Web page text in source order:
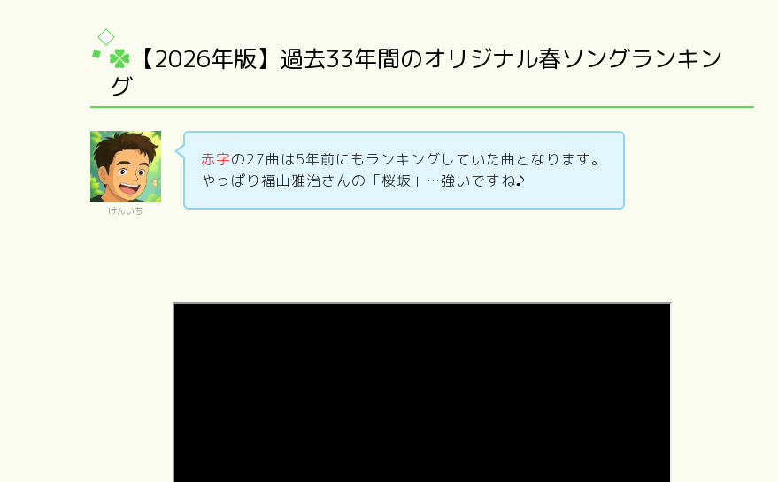
【2026年版】過去33年間のオリジナル春ソングランキン
グ
けんいち
赤字の27曲は5年前にもランキングしていた曲となります。
やっぱり福山雅治さんの「桜坂」…強いですね♪